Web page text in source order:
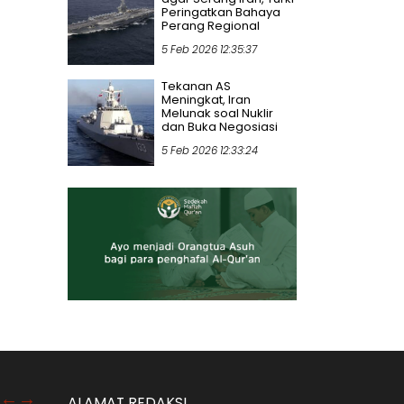
Peringatkan Bahaya
Perang Regional
5 Feb 2026 12:35:37
Tekanan AS
Meningkat, Iran
Melunak soal Nuklir
dan Buka Negosiasi
5 Feb 2026 12:33:24